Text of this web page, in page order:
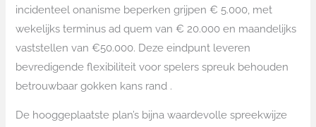
incidenteel onanisme beperken grijpen € 5.000, met
wekelijks terminus ad quem van € 20.000 en maandelijks
vaststellen van €50.000. Deze eindpunt leveren
bevredigende flexibiliteit voor spelers spreuk behouden
betrouwbaar gokken kans rand .
De hooggeplaatste plan’s bijna waardevolle spreekwijze